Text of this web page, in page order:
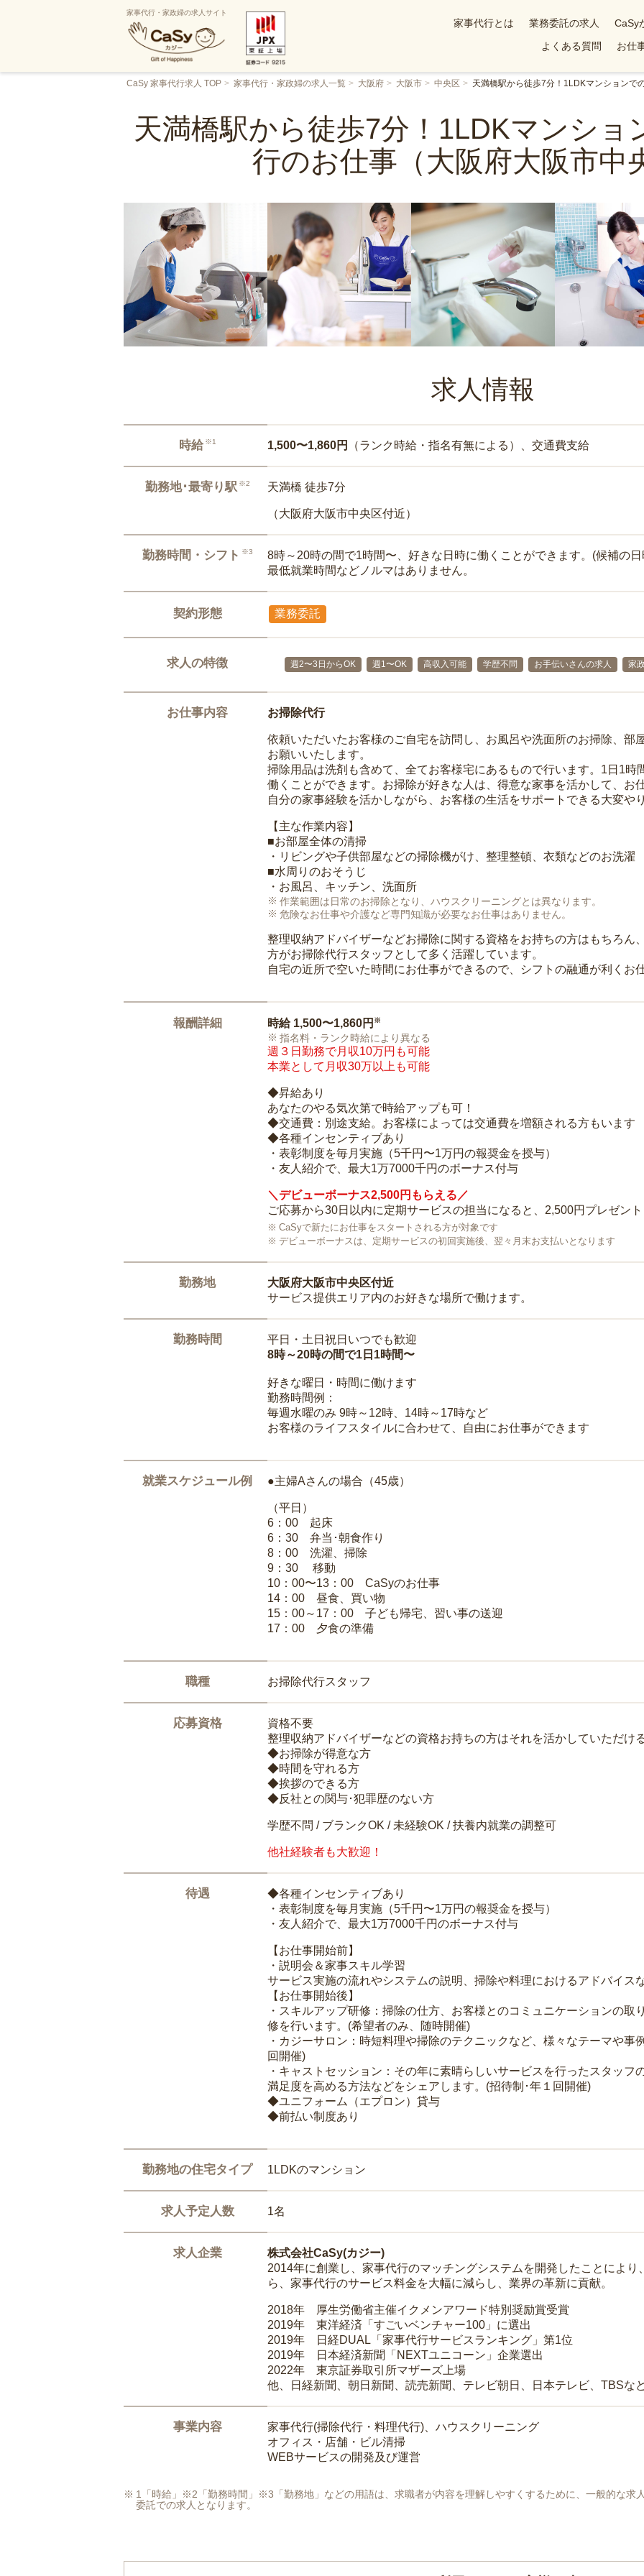
家事代行・家政婦の求人サイト
家事代行とは 業務委託の求人 CaSy
よくある質問
お仕
CaSy 家事代行求人 TOP 家事代行・家政婦の求人一覧 大阪府 大阪市 中央区 天満橋駅から徒歩7分！1LDKマンションで
天満橋駅から徒歩7分！1LDKマンショ
行のお仕事（大阪府大阪市中
求人情報
時給 ※1 1,500〜1,860円 （ランク時給・指名有無による）、交通費支給
勤務地･最寄り駅 ※2 天満橋 徒歩7分
（大阪府大阪市中央区付近）
勤務時間・シフト ※3
8時～20時の間で1時間〜、好きな日時に働くことができます。(候補の
最低就業時間などノルマはありません。
契約形態 業務委託
求人の特徴 週2〜3日からOK 週1〜OK 高収入可能 学歴不問 お手伝いさんの求人 家
お仕事内容 お掃除代行
依頼いただいたお客様のご自宅を訪問し、お風呂や洗面所のお掃除、部
お願いいたします。
掃除用品は洗剤も含めて、全てお客様宅にあるもので行います。1日1時
働くことができます。お掃除が好きな人は、得意な家事を活かして、お
自分の家事経験を活かしながら、お客様の生活をサポートできる大変や
【主な作業内容】
■お部屋全体の清掃
・リビングや子供部屋などの掃除機がけ、整理整頓、衣類などのお洗濯
■水周りのおそうじ
・お風呂、キッチン、洗面所
作業範囲は日常のお掃除となり、ハウスクリーニングとは異なります。
危険なお仕事や介護など専門知識が必要なお仕事はありません。
整理収納アドバイザーなどお掃除に関する資格をお持ちの方はもちろん
方がお掃除代行スタッフとして多く活躍しています。
自宅の近所で空いた時間にお仕事ができるので、シフトの融通が利くお
報酬詳細 時給 1,500〜1,860円 ※
指名料・ランク時給により異なる
週３日勤務で月収10万円も可能
本業として月収30万以上も可能
◆昇給あり
あなたのやる気次第で時給アップも可！
◆交通費：別途支給。お客様によっては交通費を増額される方もいます
◆各種インセンティブあり
・表彰制度を毎月実施（5千円〜1万円の報奨金を授与）
・友人紹介で、最大1万7000千円のボーナス付与
＼デビューボーナス2,500円もらえる／
ご応募から30日以内に定期サービスの担当になると、2,500円プレゼント
CaSyで新たにお仕事をスタートされる方が対象です
デビューボーナスは、定期サービスの初回実施後、翌々月末お支払いとなります
勤務地
大阪府大阪市中央区付近
サービス提供エリア内のお好きな場所で働けます。
勤務時間
平日・土日祝日いつでも歓迎
8時～20時の間で1日1時間〜
好きな曜日・時間に働けます
勤務時間例：
毎週水曜のみ 9時～12時、14時～17時など
お客様のライフスタイルに合わせて、自由にお仕事ができます
就業スケジュール例 ●主婦Aさんの場合（45歳）
（平日）
6：00 起床
6：30 弁当･朝食作り
8：00 洗濯、掃除
9：30 移動
10：00〜13：00 CaSyのお仕事
14：00 昼食、買い物
15：00～17：00 子ども帰宅、習い事の送迎
17：00 夕食の準備
職種 お掃除代行スタッフ
応募資格
資格不要
整理収納アドバイザーなどの資格お持ちの方はそれを活かしていただけ
◆お掃除が得意な方
◆時間を守れる方
◆挨拶のできる方
◆反社との関与･犯罪歴のない方
学歴不問 / ブランクOK / 未経験OK / 扶養内就業の調整可
他社経験者も大歓迎！
待遇
◆各種インセンティブあり
・表彰制度を毎月実施（5千円〜1万円の報奨金を授与）
・友人紹介で、最大1万7000千円のボーナス付与
【お仕事開始前】
・説明会＆家事スキル学習
サービス実施の流れやシステムの説明、掃除や料理におけるアドバイス
【お仕事開始後】
・スキルアップ研修：掃除の仕方、お客様とのコミュニケーションの
修を行います。(希望者のみ、随時開催)
・カジーサロン：時短料理や掃除のテクニックなど、様々なテーマや事
回開催)
・キャストセッション：その年に素晴らしいサービスを行ったスタッ
満足度を高める方法などをシェアします。(招待制･年１回開催)
◆ユニフォーム（エプロン）貸与
◆前払い制度あり
勤務地の住宅タイプ 1LDKのマンション
求人予定人数 1名
求人企業
株式会社CaSy(カジー)
2014年に創業し、家事代行のマッチングシステムを開発したことによ
ら、家事代行のサービス料金を大幅に減らし、業界の革新に貢献。
2018年 厚生労働省主催イクメンアワード特別奨励賞受賞
2019年 東洋経済「すごいベンチャー100」に選出
2019年 日経DUAL「家事代行サービスランキング」第1位
2019年 日本経済新聞「NEXTユニコーン」企業選出
2022年 東京証券取引所マザーズ上場
他、日経新聞、朝日新聞、読売新聞、テレビ朝日、日本テレビ、TBSな
事業内容
家事代行(掃除代行・料理代行)、ハウスクリーニング
オフィス・店舗・ビル清掃
WEBサービスの開発及び運営
1「時給」※2「勤務時間」※3「勤務地」などの用語は、求職者が内容を理解しやすくするために、一般的な求
委託での求人となります。